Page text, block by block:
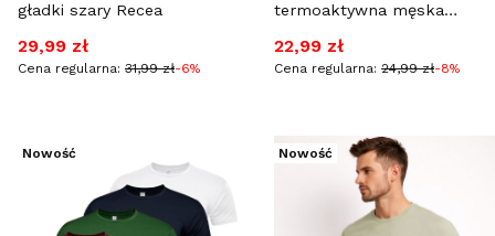
gładki szary Recea
Cena promocyjna
29,99 zł
Cena regularna: 31,99 zł-6%
termoaktywna męska
Cena promocyjna
22,99 zł
Cena regularna: 24,99 zł-8%
Nowość Nowość